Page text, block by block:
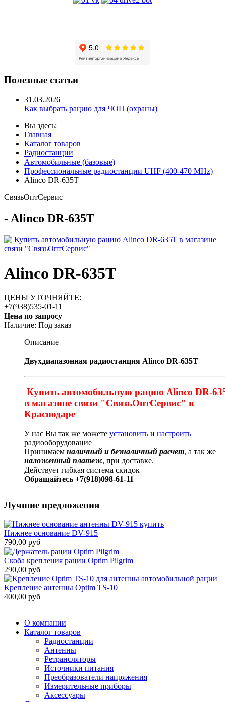
Полезные статьи
31.03.2026
Как выбрать рацию для ЧОП (охраны)
Вы здесь:
Главная
Каталог товаров
Радиостанции
Автомобильные (базовые)
Профессиональные радиостанции UHF (400-470 MHz)
Alinco DR-635T
СвязьОптСервис
- Alinco DR-635T
Alinco DR-635T
ЦЕНЫ УТОЧНЯЙТЕ:
+7(938)535-01-11
Цена по запросу
Наличие: Под заказ
Описание
Двухдиапазонная радиостанция Alinco DR-635T
Купить автомобильную рацию Alinco DR-
в магазине связи "СвязьОптСервис" в
Краснодаре
У нас Вы так же можете установить и настроить
радиооборудование
Принимаем наличный и безналичный расчет, а так же
наложенный платеж, при доставке.
Действует гибкая система скидок
Обращайтесь +7(918)098-61-11
Лучшие предложения
Нижнее основание DV-915
790,00 руб
Скоба крепления рации Optim Pilgrim
290,00 руб
Крепление антенны Optim TS-10
400,00 руб
О компании
Каталог товаров
Радиостанции
Антенны
Ретрансляторы
Источники питания
Преобразователи напряжения
Измерительные приборы
Аксессуары